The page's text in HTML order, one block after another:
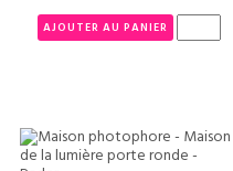
AJOUTER AU PANIER